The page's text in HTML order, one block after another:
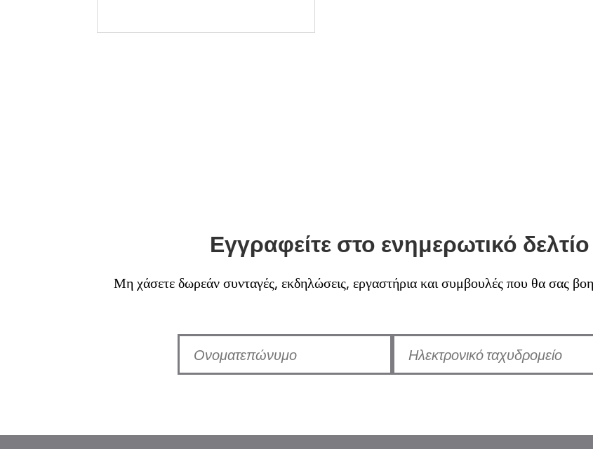
Εγγραφείτε στο ενημερωτικό
Μη χάσετε δωρεάν συνταγές, εκδηλώσεις, εργαστήρια και συμβουλές που θα σας